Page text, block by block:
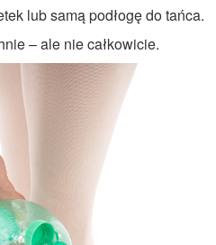
lub samą podłogę do tańca.
– ale nie całkowicie.